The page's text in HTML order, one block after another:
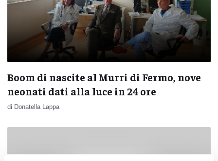
Boom di nascite al Murri di Fermo, nove
neonati dati alla luce in 24 ore
di Donatella Lappa